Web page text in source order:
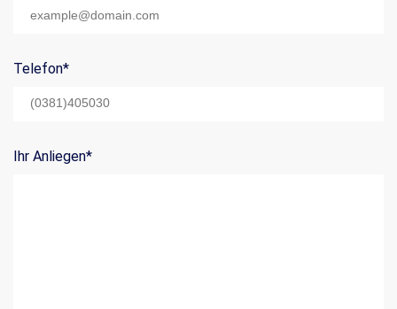
Telefon*
Ihr Anliegen*